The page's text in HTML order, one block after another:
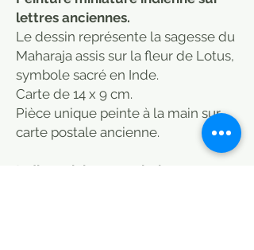
lettres anciennes.
Le dessin représente la sagesse du
Maharaja assis sur la fleur de Lotus,
symbole sacré en Inde.
Carte de 14 x 9 cm.
Pièce unique peinte à la main sur
carte postale ancienne.
Indian miniature painting on